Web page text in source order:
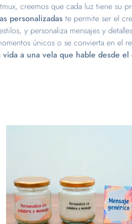
creemos que cada luz tiene su
personalizadaste permite ser el
y personaliza mensajes y
únicos o se convierta en el
vida a una vela que hable desde el